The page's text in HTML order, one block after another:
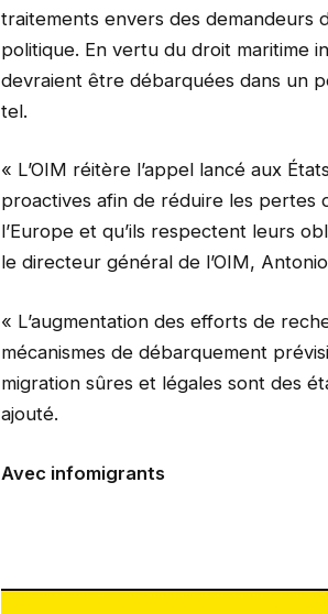
traitements envers des demandeurs
politique. En vertu du droit maritime
devraient être débarquées dans un
tel.
« L’OIM réitère l’appel lancé aux
proactives afin de réduire les pertes
l’Europe et qu’ils respectent leurs
le directeur général de l’OIM,
« L’augmentation des efforts de
mécanismes de débarquement
migration sûres et légales sont des
ajouté.
Avec infomigrants